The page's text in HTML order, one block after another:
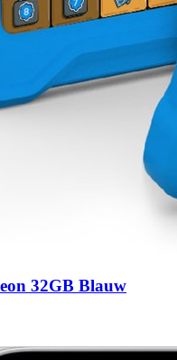
32GB Blauw